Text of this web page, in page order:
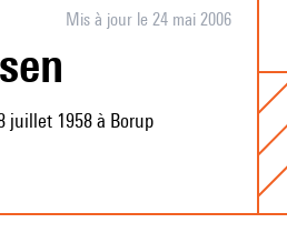
Mis à jour le 24 mai 2006
juillet 1958 à Borup